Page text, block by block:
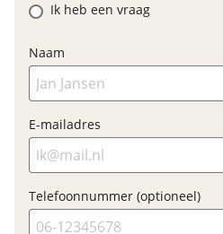
Financieel
Prijs
€
BTW/marge
Bijtellingspercentage
Nieuwprijs
€
Ik heb een vraag
Naam
E-mailadres
Telefoonnummer (optioneel)